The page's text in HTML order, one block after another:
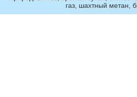
газ, шахтный метан,